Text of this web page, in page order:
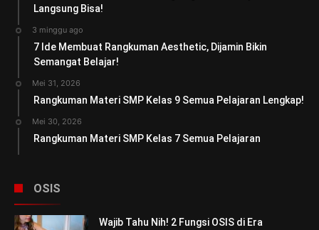
Langsung Bisa!
3 minggu ago
7 Ide Membuat Rangkuman Aesthetic, Dijamin Bikin
Semangat Belajar!
Mei 31, 2026
Rangkuman Materi SMP Kelas 9 Semua Pelajaran Lengkap!
Mei 30, 2026
Rangkuman Materi SMP Kelas 7 Semua Pelajaran
OSIS
Wajib Tahu Nih! 2 Fungsi OSIS di Era